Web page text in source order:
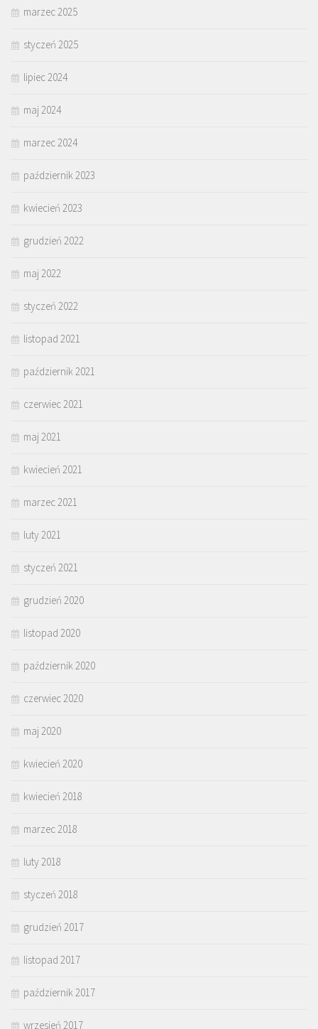
marzec 2025
styczeń 2025
lipiec 2024
maj 2024
marzec 2024
październik 2023
kwiecień 2023
grudzień 2022
maj 2022
styczeń 2022
listopad 2021
październik 2021
czerwiec 2021
maj 2021
kwiecień 2021
marzec 2021
luty 2021
styczeń 2021
grudzień 2020
listopad 2020
październik 2020
czerwiec 2020
maj 2020
kwiecień 2020
kwiecień 2018
marzec 2018
luty 2018
styczeń 2018
grudzień 2017
listopad 2017
październik 2017
wrzesień 2017